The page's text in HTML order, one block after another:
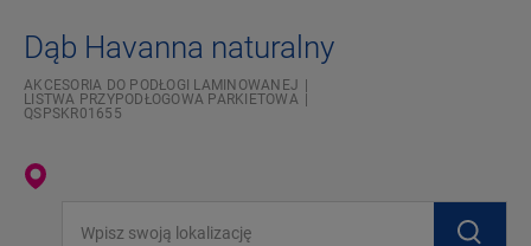
Dąb Havanna naturalny
AKCESORIA DO PODŁOGI LAMINOWANEJ
LISTWA PRZYPODŁOGOWA PARKIETOWA
QSPSKR01655